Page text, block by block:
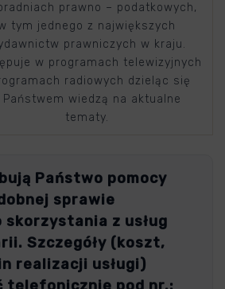
prawno – podatkowych,
tym jednego z największych
prawniczych w kraju.
w programach telewizyjnych
radiowych dzieląc się
Państwem wiedzą na aktualne
tematy.
Państwo pomocy
sprawie
skorzystania z usług
Szczegóły (koszt,
realizacji usługi)